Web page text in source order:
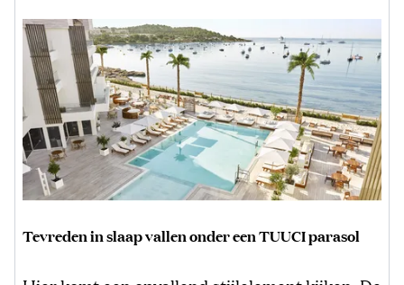
Tevreden in slaap vallen onder een TUUCI parasol